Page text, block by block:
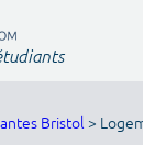
Bristol >